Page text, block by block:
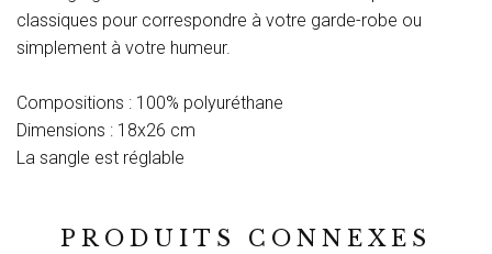
classiques pour correspondre à votre garde-robe ou
simplement à votre humeur.
Compositions : 100% polyuréthane
Dimensions : 18x26 cm
La sangle est réglable
PRODUITS CONNEXES